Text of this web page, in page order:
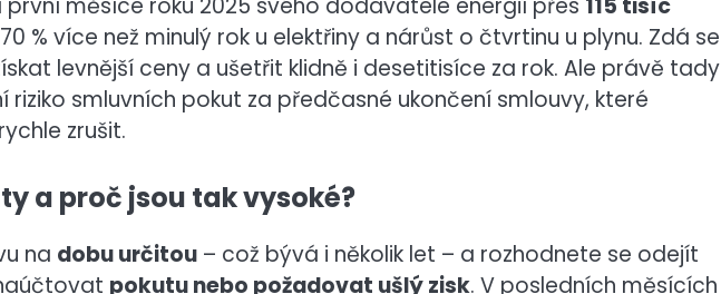
% více než minulý rok u elektřiny a nárůst o čtvrtinu u plynu. Zdá se
levnější ceny a ušetřit klidně i desetitisíce za rok. Ale právě tady
riziko smluvních pokut za předčasné ukončení smlouvy, které
zrušit.
a proč jsou tak vysoké?
na dobu určitou – což bývá i několik let – a rozhodnete se odejít
pokutu nebo požadovat ušlý zisk. V posledních měsících